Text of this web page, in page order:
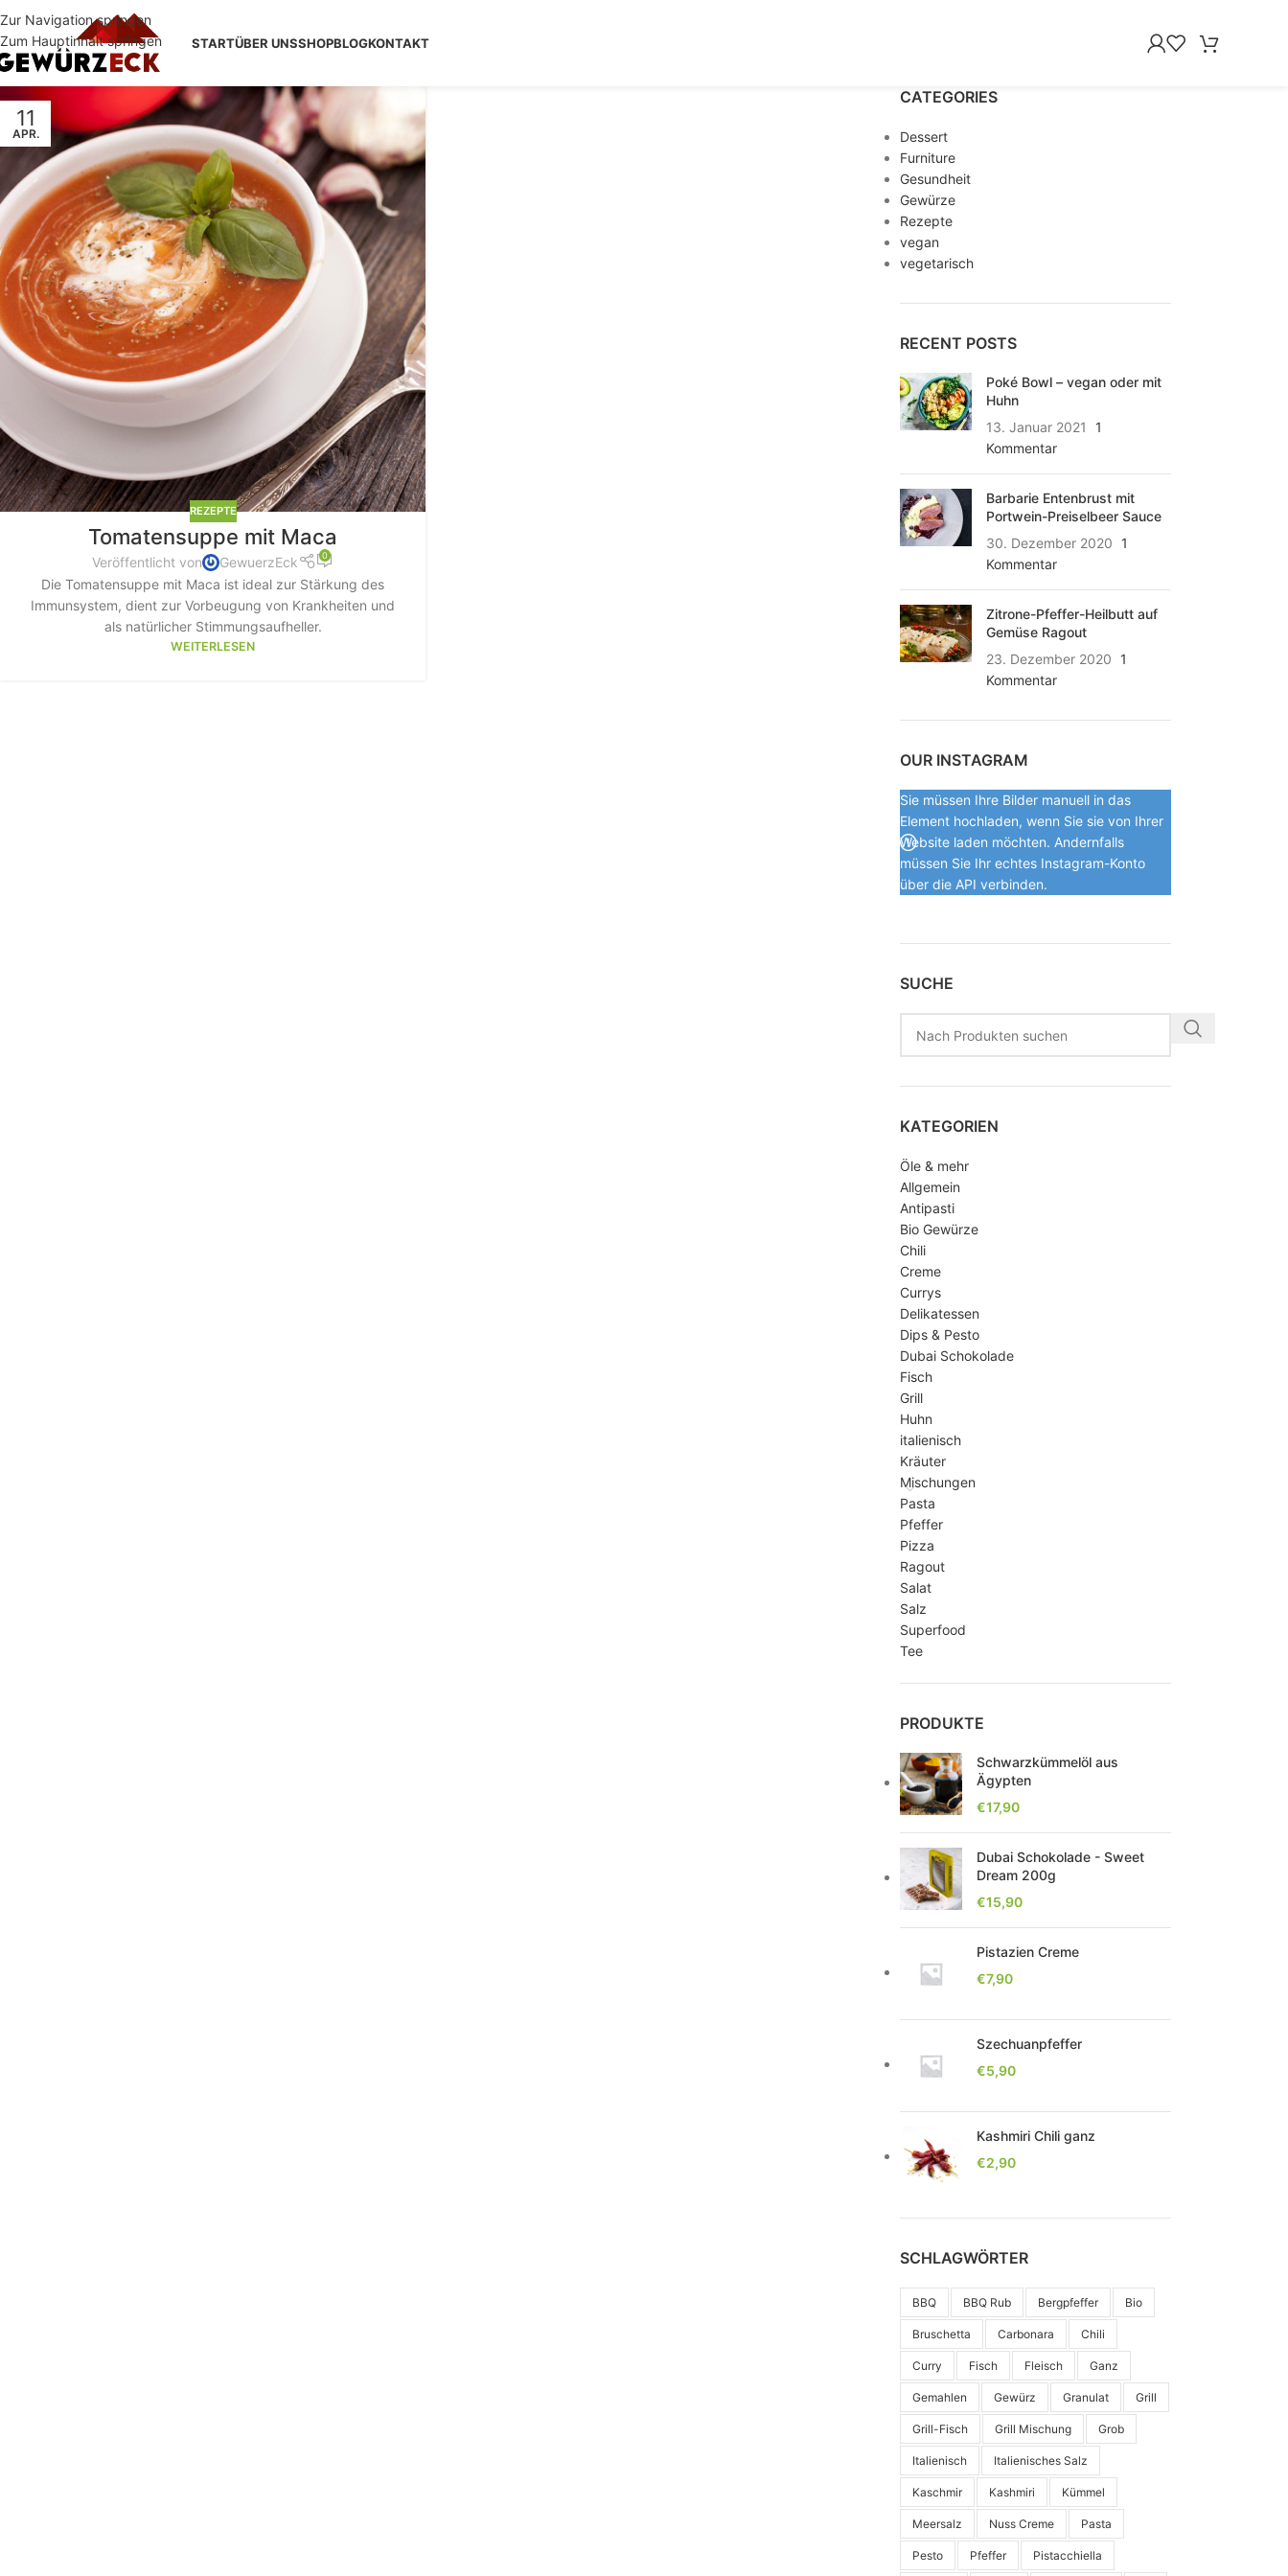
Zur Navigation springen
Zum Hauptinhalt springen
STARTÜBER UNSSHOPBLOGKONTAKT
11
APR.
REZEPTE
Tomatensuppe mit Maca
Veröffentlicht von GewuerzEck 0
Die Tomatensuppe mit Maca ist ideal zur Stärkung des
Immunsystem, dient zur Vorbeugung von Krankheiten und
als natürlicher Stimmungsaufheller.
WEITERLESEN
CATEGORIES
Dessert
Furniture
Gesundheit
Gewürze
Rezepte
vegan
vegetarisch
RECENT POSTS
Poké Bowl – vegan oder mit
Huhn
13. Januar 2021
1
Kommentar
Barbarie Entenbrust mit
Portwein-Preiselbeer Sauce
30. Dezember 2020
1
Kommentar
Zitrone-Pfeffer-Heilbutt auf
Gemüse Ragout
23. Dezember 2020
1
Kommentar
OUR INSTAGRAM
Sie müssen Ihre Bilder manuell in das
Element hochladen, wenn Sie sie von Ihrer
Website laden möchten. Andernfalls
müssen Sie Ihr echtes Instagram-Konto
über die API verbinden.
SUCHE
KATEGORIEN
Öle & mehr
Allgemein
Antipasti
Bio Gewürze
Chili
Creme
Currys
Delikatessen
Dips & Pesto
Dubai Schokolade
Fisch
Grill
Huhn
italienisch
Kräuter
Mischungen
Pasta
Pfeffer
Pizza
Ragout
Salat
Salz
Superfood
Tee
PRODUKTE
Schwarzkümmelöl aus
Ägypten
€17,90
Dubai Schokolade - Sweet
Dream 200g
€15,90
Pistazien Creme
€7,90
Szechuanpfeffer
€5,90
Kashmiri Chili ganz
€2,90
SCHLAGWÖRTER
BBQ BBQ Rub Bergpfeffer Bio
Bruschetta Carbonara Chili
Curry Fisch Fleisch Ganz
Gemahlen Gewürz Granulat Grill
Grill-Fisch Grill Mischung Grob
Italienisch Italienisches Salz
Kaschmir Kashmiri Kümmel
Meersalz Nuss Creme Pasta
Pesto Pfeffer Pistacchiella